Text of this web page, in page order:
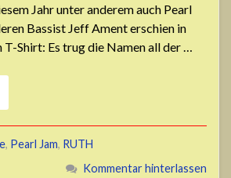
Jahr unter anderem auch Pearl
Bassist Jeff Ament erschien in
T-Shirt: Es trug die Namen all der …
, Pearl Jam, RUTH
Kommentar hinterlassen